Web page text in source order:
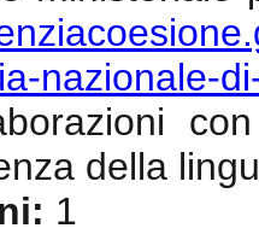
nazionale-
della
1